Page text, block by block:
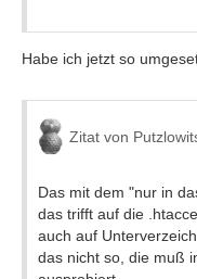
Habe ich jetzt so
Zitat von
Das mit dem "nur in
das trifft auf die
auch auf
das nicht so, die muß